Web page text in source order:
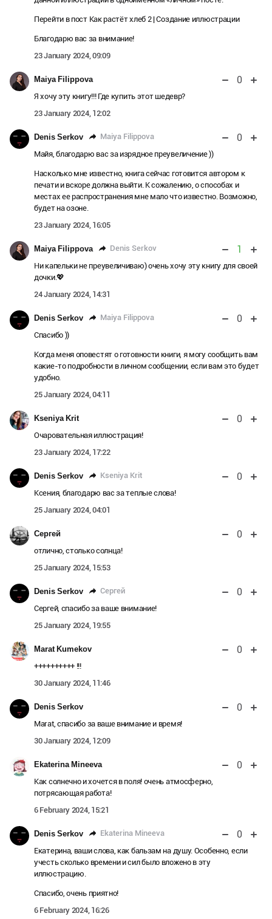
Перейти в пост Как растёт хлеб 2 | Создание иллюстрации
Благодарю вас за внимание!
23 January 2024, 09:09
Maiya Filippova 0
Я хочу эту книгу!!! Где купить этот шедевр?
23 January 2024, 12:02
Denis Serkov Maiya Filippova 0
Майя, благодарю вас за изрядное преувеличение ))
Насколько мне известно, книга сейчас готовится автором к
печати и вскоре должна выйти. К сожалению, о способах и
местах ее распространения мне мало что известно. Возможно,
будет на озоне.
23 January 2024, 16:05
Maiya Filippova Denis Serkov 1
Ни капельки не преувеличиваю) очень хочу эту книгу для своей
дочки.💖
24 January 2024, 14:31
Denis Serkov Maiya Filippova 0
Спасибо ))
Когда меня оповестят о готовности книги, я могу сообщить вам
какие-то подробности в личном сообщении, если вам это будет
удобно.
25 January 2024, 04:11
Kseniya Krit 0
Очаровательная иллюстрация!
23 January 2024, 17:22
Denis Serkov Kseniya Krit 0
Ксения, благодарю вас за теплые слова!
25 January 2024, 04:01
Сергей 0
отлично, столько солнца!
25 January 2024, 15:53
Denis Serkov Сергей 0
Сергей, спасибо за ваше внимание!
25 January 2024, 19:55
Marat Kumekov 0
++++++++++ !!!
30 January 2024, 11:46
Denis Serkov 0
Marat, спасибо за ваше внимание и время!
30 January 2024, 12:09
Ekaterina Mineeva 0
Как солнечно и хочется в поля! очень атмосферно,
потрясающая работа!
6 February 2024, 15:21
Denis Serkov Ekaterina Mineeva 0
Екатерина, ваши слова, как бальзам на душу. Особенно, если
учесть сколько времени и сил было вложено в эту
иллюстрацию.
Спасибо, очень приятно!
6 February 2024, 16:26